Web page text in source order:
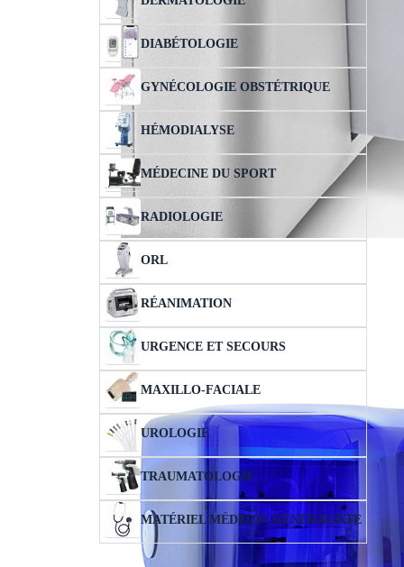
DIABÉTOLOGIE
GYNÉCOLOGIE OBSTÉTRIQUE
HÉMODIALYSE
MÉDECINE DU SPORT
RADIOLOGIE
ORL
RÉANIMATION
URGENCE ET SECOURS
MAXILLO-FACIALE
UROLOGIE
TRAUMATOLOGIE
MATÉRIEL MÉDECIN GÉNÉRALISTE